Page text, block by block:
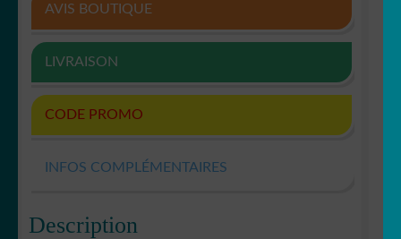
AVIS BOUTIQUE
LIVRAISON
CODE PROMO
INFOS COMPLÉMENTAIRES
Description